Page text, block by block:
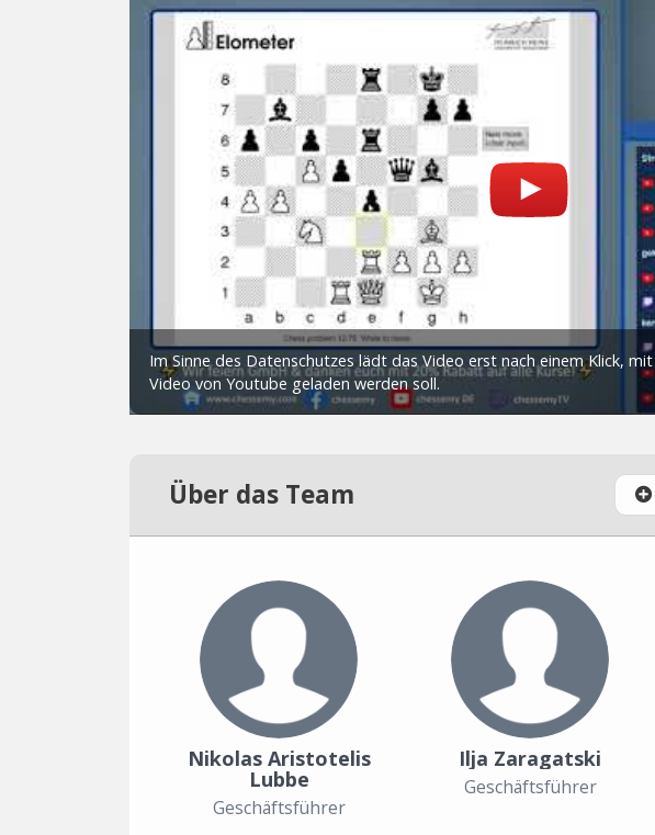
Über das Team
Nikolas Aristotelis
Lubbe
Geschäftsführer
Ilja Zaragatski
Geschäftsführer